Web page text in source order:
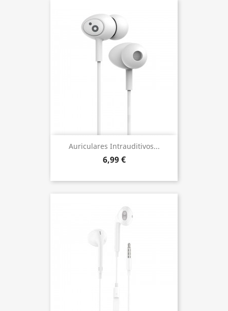
Auriculares Intrauditivos...
6,99 €